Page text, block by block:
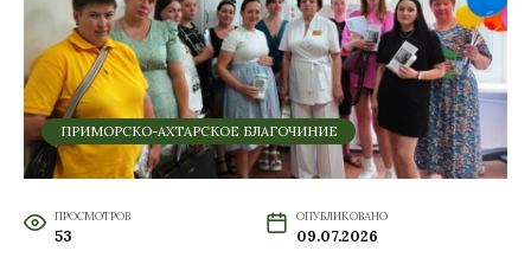
ПРИМОРСКО-АХТАРСКОЕ БЛАГОЧИНИЕ
ПРОСМОТРОВ
53
ОПУБЛИКОВАНО
09.07.2026